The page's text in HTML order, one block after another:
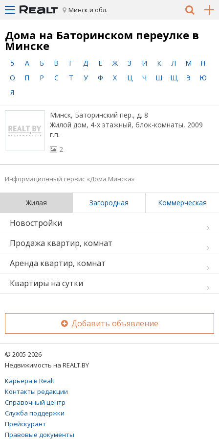
Минск и обл.
Дома на Баторинском переулке в
Минске
5 А Б В Г Д Е Ж З И К Л М
Н
О
П Р С Т У Ф Х Ц Ч Ш Щ Э
Ю
Я
Минск, Баторинский пер., д. 8
Жилой дом, 4-х этажный, блок-комнаты, 2009
г.п.
2
Информационный сервис «Дома Минска»
Жилая Загородная Коммерческая
Новостройки
Продажа квартир, комнат
Аренда квартир, комнат
Квартиры на сутки
Добавить объявление
© 2005-2026
Недвижимость на REALT.BY
Карьера в Realt
Контакты редакции
Справочный центр
Служба поддержки
Прейскурант
Правовые документы